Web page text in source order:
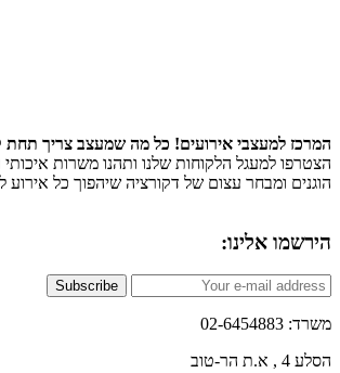
למעצבי אירועים! כל מה שמעצב צריך תחת קורת
למעגל הלקוחות שלנו ותהנו משרות איכותי
ומבחר עצום של דקורציה שיהפוך כל אירוע לחגיגה
אלינו:
Subscribe